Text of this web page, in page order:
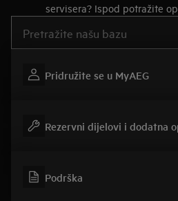
servisera? Ispod potražite
Pridružite se u MyAEG
Rezervni dijelovi i dodatna
Podrška